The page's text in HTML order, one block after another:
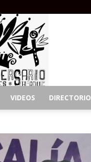
VIDEOS DIRECTORIO